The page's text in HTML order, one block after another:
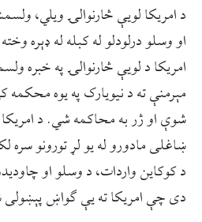
د امریکا لویې څارنوال‍ۍ ویلي،
او وسلو درلودلو له کبله له ډېره
امریکا د لویې څارنوالۍ په خبره
مېرمنې ته د نیویارک په یوه
شوې او ژر به محاکمه شي. د
ښاغلی مادورو له یو لړ تورونو سره
د کوکاین واردات، د وسلو او
دی چې امریکا ته یې ګواښ